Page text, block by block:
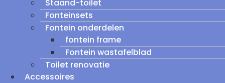
Staand-toilet
Fonteinsets
Fontein onderdelen
fontein frame
Fontein wastafelblad
Toilet renovatie
Accessoires